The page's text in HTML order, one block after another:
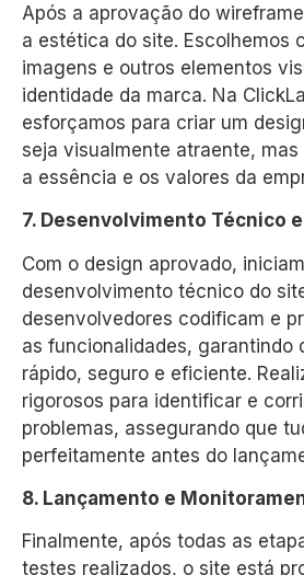
Após a aprovação do
a estética do site. Escolhemos
imagens e outros elementos
identidade da marca. Na
esforçamos para criar um
seja visualmente atraente,
a essência e os valores da
7. Desenvolvimento Técnico
Com o design aprovado,
desenvolvimento técnico do
desenvolvedores codificam e
as funcionalidades, garantindo
rápido, seguro e eficiente.
rigorosos para identificar e
problemas, assegurando que
perfeitamente antes do
8. Lançamento e
Finalmente, após todas as
testes realizados, o site está